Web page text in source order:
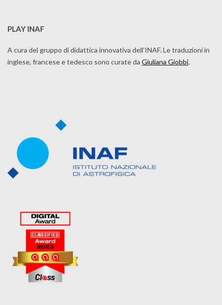
PLAY INAF
A cura del gruppo di didattica innovativa dell’INAF. Le traduzioni in
inglese, francese e tedesco sono curate da Giuliana Giobbi.